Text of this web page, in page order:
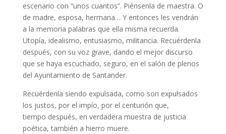
escenario con “unos cuantos”. Piénsenla de maestra. O
de madre, esposa, hermana… Y entonces les vendrán
a la memoria palabras que ella misma recuerda.
Utopía, idealismo, entusiasmo, militancia. Recuérdenla
después, con su voz grave, dando el mejor discurso
que se haya escuchado, seguro, en el salón de plenos
del Ayuntamiento de Santander.
Recuérdenla siendo expulsada, como son expulsados
los justos, por el impío, por el centurión que,
tiempo después, en verdadera muestra de justicia
poética, también a hierro muere.